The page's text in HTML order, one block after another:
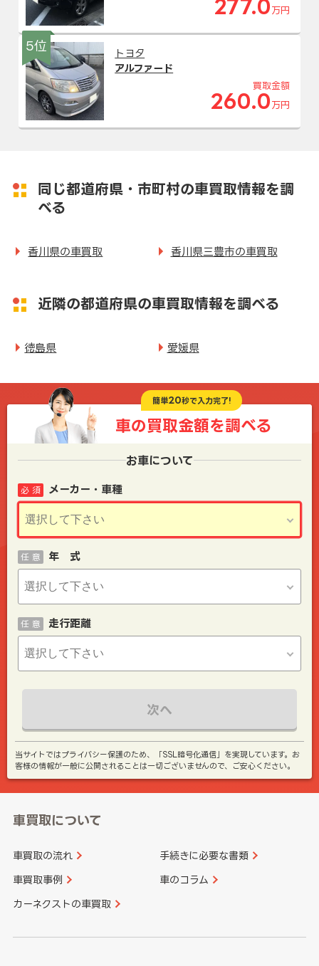
277.0 万円
5位
トヨタ
アルファード
買取金額
260.0 万円
同じ都道府県・市町村の車買取情報を調
べる
香川県の車買取 香川県三豊市の車買取
近隣の都道府県の車買取情報を調べる
徳島県 愛媛県
簡単20秒で入力完了!
車の買取金額を調べる
お車について
メーカー・車種
必 須
年 式
任 意
走行距離
任 意
次へ
当サイトではプライバシー保護のため、「SSL暗号化通信」を実現しています。お
客様の情報が一般に公開されることは一切ございませんので、ご安心ください。
車買取について
車買取の流れ 手続きに必要な書類
車買取事例 車のコラム
カーネクストの車買取